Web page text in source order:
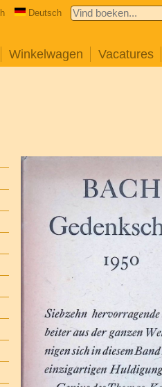
Deutsch
Winkelwagen Vacatures